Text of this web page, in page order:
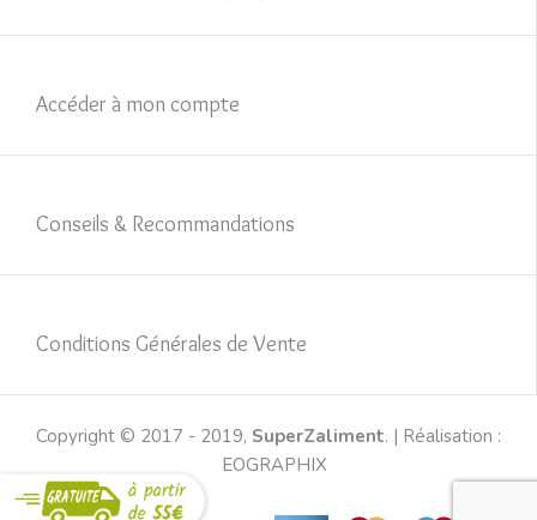
Accéder à mon compte
Conseils & Recommandations
Conditions Générales de Vente
Copyright © 2017 - 2019, SuperZaliment. | Réalisation :
KEOGRAPHIX